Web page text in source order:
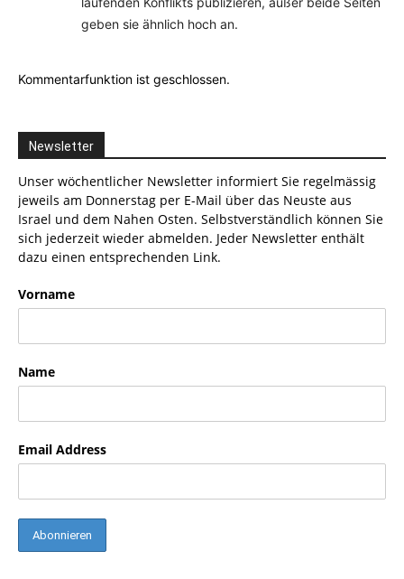
geben sie ähnlich hoch an.
Kommentarfunktion ist geschlossen.
Newsletter
Unser wöchentlicher Newsletter informiert Sie regelmässig
jeweils am Donnerstag per E-Mail über das Neuste aus
Israel und dem Nahen Osten. Selbstverständlich können Sie
sich jederzeit wieder abmelden. Jeder Newsletter enthält
dazu einen entsprechenden Link.
Vorname
Name
Email Address